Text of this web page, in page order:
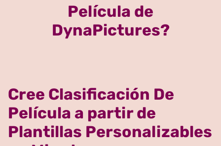
Película de
DynaPictures?
Cree Clasificación De
Película a partir de
Plantillas Personalizables